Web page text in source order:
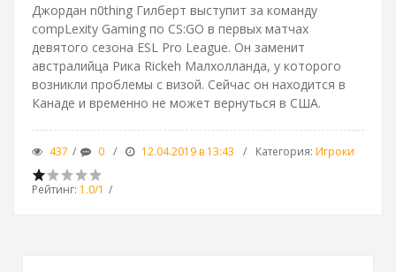
Джордан n0thing Гилберт выступит за команду
compLexity Gaming по CS:GO в первых матчах
девятого сезона ESL Pro League. Он заменит
австралийца Рика Rickeh Малхолланда, у которого
возникли проблемы с визой. Сейчас он находится в
Канаде и временно не может вернуться в США.
437 0 12.04.2019 в 13:43 Категория: Игроки
Рейтинг: 1.0/1